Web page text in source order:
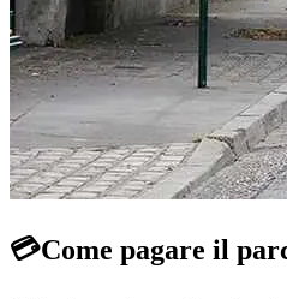
💳Come pagare il